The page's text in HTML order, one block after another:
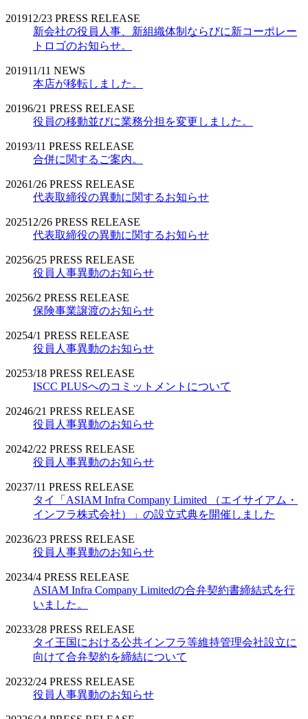
201912/23 PRESS RELEASE
新会社の役員人事、新組織体制ならびに新コーポレー
トロゴのお知らせ。
201911/11 NEWS
本店が移転しました。
20196/21 PRESS RELEASE
役員の移動並びに業務分担を変更しました。
20193/11 PRESS RELEASE
合併に関するご案内。
20261/26 PRESS RELEASE
代表取締役の異動に関するお知らせ
202512/26 PRESS RELEASE
代表取締役の異動に関するお知らせ
20256/25 PRESS RELEASE
役員人事異動のお知らせ
20256/2 PRESS RELEASE
保険事業譲渡のお知らせ
20254/1 PRESS RELEASE
役員人事異動のお知らせ
20253/18 PRESS RELEASE
ISCC PLUSへのコミットメントについて
20246/21 PRESS RELEASE
役員人事異動のお知らせ
20242/22 PRESS RELEASE
役員人事異動のお知らせ
20237/11 PRESS RELEASE
タイ「ASIAM Infra Company Limited （エイサイアム・
インフラ株式会社）」の設立式典を開催しました
20236/23 PRESS RELEASE
役員人事異動のお知らせ
20234/4 PRESS RELEASE
ASIAM Infra Company Limitedの合弁契約書締結式を行
いました。
20233/28 PRESS RELEASE
タイ王国における公共インフラ等維持管理会社設立に
向けて合弁契約を締結について
20232/24 PRESS RELEASE
役員人事異動のお知らせ